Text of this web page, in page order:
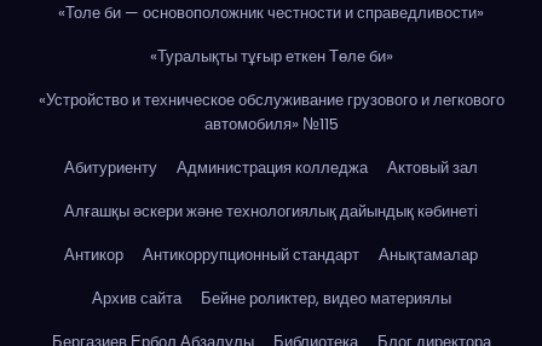
«Толе би — основоположник честности и справедливости»
«Туралықты тұғыр еткен Төле би»
«Устройство и техническое обслуживание грузового и легкового
автомобиля» №115
Абитуриенту
Администрация колледжа
Актовый зал
Алғашқы әскери және технологиялық дайындық кәбинеті
Антикор
Антикоррупционный стандарт
Анықтамалар
Архив сайта
Бейне роликтер, видео материялы